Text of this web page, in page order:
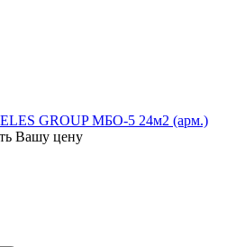
GROUP МБО-5 24м2 (арм.)
Вашу цену